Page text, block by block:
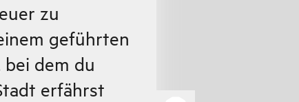
zu
geführten
bei dem du
erfährst